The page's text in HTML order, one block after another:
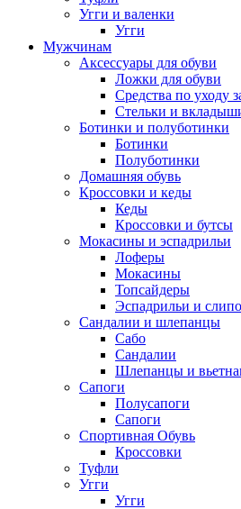
Угги и валенки
Угги
Мужчинам
Аксессуары для обуви
Ложки для обуви
Средства по уходу
Стельки и
Ботинки и полуботинки
Ботинки
Полуботинки
Домашняя обувь
Кроссовки и кеды
Кеды
Кроссовки и бутсы
Мокасины и эспадрильи
Лоферы
Мокасины
Топсайдеры
Эспадрильи и
Сандалии и шлепанцы
Сабо
Сандалии
Шлепанцы и
Сапоги
Полусапоги
Сапоги
Спортивная Обувь
Кроссовки
Туфли
Угги
Угги